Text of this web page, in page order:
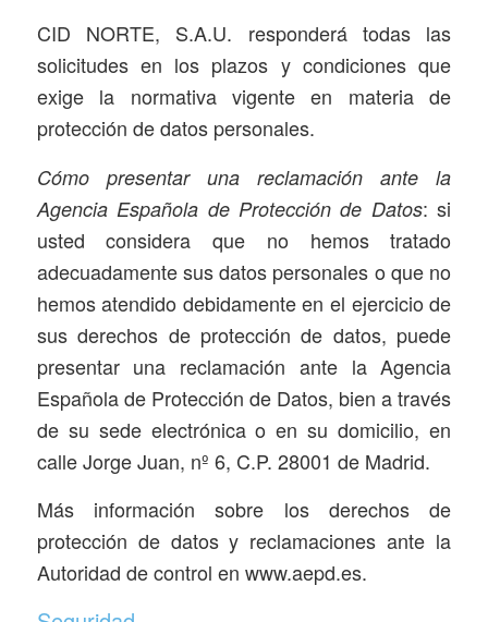
CID NORTE, S.A.U. responderá todas las
solicitudes en los plazos y condiciones que
exige la normativa vigente en materia de
protección de datos personales.
Cómo presentar una reclamación ante la
Agencia Española de Protección de Datos: si
usted considera que no hemos tratado
adecuadamente sus datos personales o que no
hemos atendido debidamente en el ejercicio de
sus derechos de protección de datos, puede
presentar una reclamación ante la Agencia
Española de Protección de Datos, bien a través
de su sede electrónica o en su domicilio, en
calle Jorge Juan, nº 6, C.P. 28001 de Madrid.
Más información sobre los derechos de
protección de datos y reclamaciones ante la
Autoridad de control en www.aepd.es.